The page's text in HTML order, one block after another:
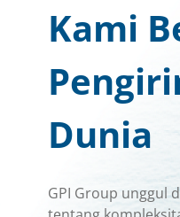
Kami
Dunia
GPI Group unggul